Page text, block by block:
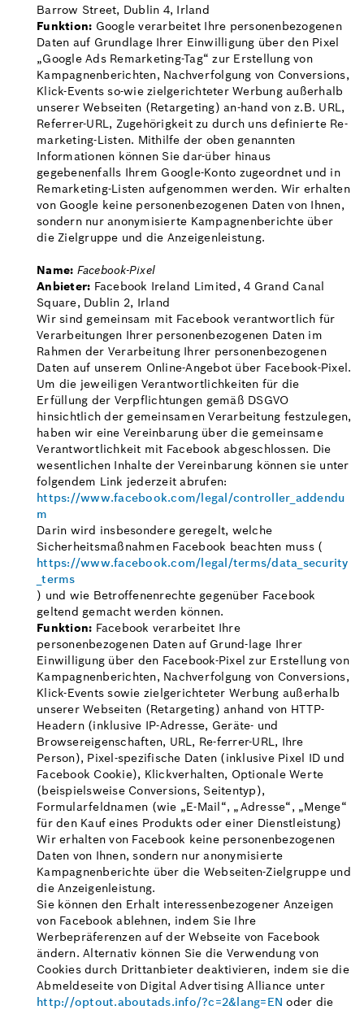
Barrow Street, Dublin 4, Irland
Funktion: Google verarbeitet Ihre personenbezogenen
Daten auf Grundlage Ihrer Einwilligung über den Pixel
„Google Ads Remarketing-Tag“ zur Erstellung von
Kampagnenberichten, Nachverfolgung von Conversions,
Klick-Events so-wie zielgerichteter Werbung außerhalb
unserer Webseiten (Retargeting) an-hand von z.B. URL,
Referrer-URL, Zugehörigkeit zu durch uns definierte Re-
marketing-Listen. Mithilfe der oben genannten
Informationen können Sie dar-über hinaus
gegebenenfalls Ihrem Google-Konto zugeordnet und in
Remarketing-Listen aufgenommen werden. Wir erhalten
von Google keine personenbezogenen Daten von Ihnen,
sondern nur anonymisierte Kampagnenberichte über
die Zielgruppe und die Anzeigenleistung.
Name: Facebook-Pixel
Anbieter: Facebook Ireland Limited, 4 Grand Canal
Square, Dublin 2, Irland
Wir sind gemeinsam mit Facebook verantwortlich für
Verarbeitungen Ihrer personenbezogenen Daten im
Rahmen der Verarbeitung Ihrer personenbezogenen
Daten auf unserem Online-Angebot über Facebook-Pixel.
Um die jeweiligen Verantwortlichkeiten für die
Erfüllung der Verpflichtungen gemäß DSGVO
hinsichtlich der gemeinsamen Verarbeitung festzulegen,
haben wir eine Vereinbarung über die gemeinsame
Verantwortlichkeit mit Facebook abgeschlossen. Die
wesentlichen Inhalte der Vereinbarung können sie unter
folgendem Link jederzeit abrufen:
https://www.facebook.com/legal/controller_addendu
m
Darin wird insbesondere geregelt, welche
Sicherheitsmaßnahmen Facebook beachten muss (
https://www.facebook.com/legal/terms/data_security
_terms
) und wie Betroffenenrechte gegenüber Facebook
geltend gemacht werden können.
Funktion: Facebook verarbeitet Ihre
personenbezogenen Daten auf Grund-lage Ihrer
Einwilligung über den Facebook-Pixel zur Erstellung von
Kampagnenberichten, Nachverfolgung von Conversions,
Klick-Events sowie zielgerichteter Werbung außerhalb
unserer Webseiten (Retargeting) anhand von HTTP-
Headern (inklusive IP-Adresse, Geräte- und
Browsereigenschaften, URL, Re-ferrer-URL, Ihre
Person), Pixel-spezifische Daten (inklusive Pixel ID und
Facebook Cookie), Klickverhalten, Optionale Werte
(beispielsweise Conversions, Seitentyp),
Formularfeldnamen (wie „E-Mail“, „Adresse“, „Menge“
für den Kauf eines Produkts oder einer Dienstleistung)
Wir erhalten von Facebook keine personenbezogenen
Daten von Ihnen, sondern nur anonymisierte
Kampagnenberichte über die Webseiten-Zielgruppe und
die Anzeigenleistung.
Sie können den Erhalt interessenbezogener Anzeigen
von Facebook ablehnen, indem Sie Ihre
Werbepräferenzen auf der Webseite von Facebook
ändern. Alternativ können Sie die Verwendung von
Cookies durch Drittanbieter deaktivieren, indem sie die
Abmeldeseite von Digital Advertising Alliance unter
http://optout.aboutads.info/?c=2&lang=EN oder die